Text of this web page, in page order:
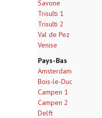
Savone
Trisulti 1
Trisulti 2
Val de Pez
Venise
Pays-Bas
Amsterdam
Bois-le-Duc
Campen 1
Campen 2
Delft